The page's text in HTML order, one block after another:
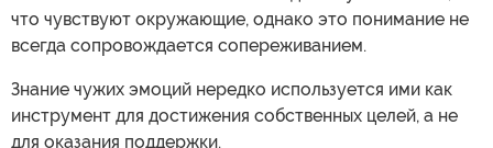
что чувствуют окружающие, однако это понимание не
всегда сопровождается сопереживанием.
Знание чужих эмоций нередко используется ими как
инструмент для достижения собственных целей, а не
для оказания поддержки.